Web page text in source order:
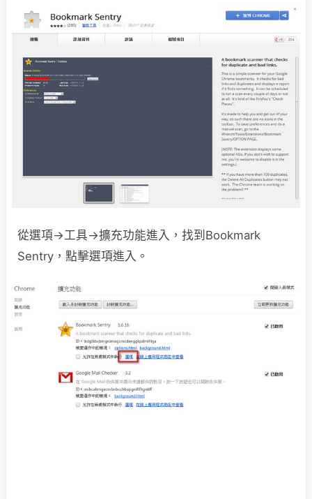
從選項→工具→擴充功能進入，找到Bookmark
Sentry，點擊選項進入。